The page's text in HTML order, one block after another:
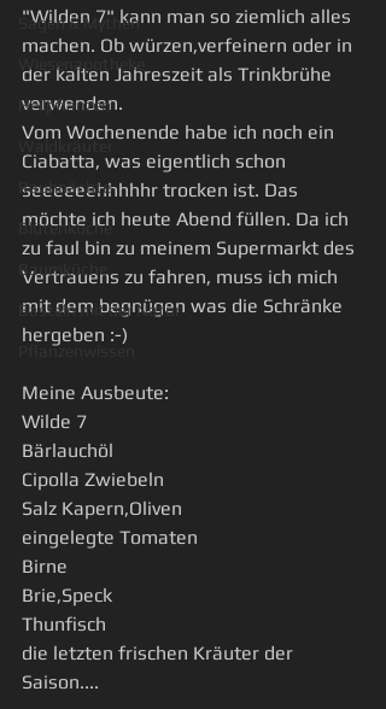
Sagen & Mythen
Wiesenapotheke
Heilpflanzen
Waldkräuter
Rauhnächte
Blütenküche
Baumküche
Basteln mit der Natur
Pflanzenwissen
"Wilden 7" kann man so ziemlich alles
machen. Ob würzen,verfeinern oder in
der kalten Jahreszeit als Trinkbrühe
verwenden.
Vom Wochenende habe ich noch ein
Ciabatta, was eigentlich schon
seeeeeehhhhhr trocken ist. Das
möchte ich heute Abend füllen. Da ich
zu faul bin zu meinem Supermarkt des
Vertrauens zu fahren, muss ich mich
mit dem begnügen was die Schränke
hergeben :-)
Meine Ausbeute:
Wilde 7
Bärlauchöl
Cipolla Zwiebeln
Salz Kapern,Oliven
eingelegte Tomaten
Birne
Brie,Speck
Thunfisch
die letzten frischen Kräuter der
Saison....